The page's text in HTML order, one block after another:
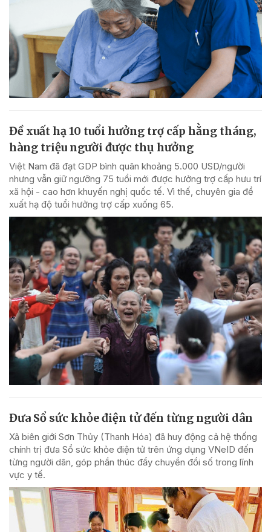
Đề xuất hạ 10 tuổi hưởng trợ cấp hằng tháng,
hàng triệu người được thụ hưởng
Việt Nam đã đạt GDP bình quân khoảng 5.000 USD/người
nhưng vẫn giữ ngưỡng 75 tuổi mới được hưởng trợ cấp hưu trí
xã hội - cao hơn khuyến nghị quốc tế. Vì thế, chuyên gia đề
xuất hạ độ tuổi hưởng trợ cấp xuống 65.
Đưa Sổ sức khỏe điện tử đến từng người dân
Xã biên giới Sơn Thủy (Thanh Hóa) đã huy động cả hệ thống
chính trị đưa Sổ sức khỏe điện tử trên ứng dụng VNeID đến
từng người dân, góp phần thúc đẩy chuyển đổi số trong lĩnh
vực y tế.